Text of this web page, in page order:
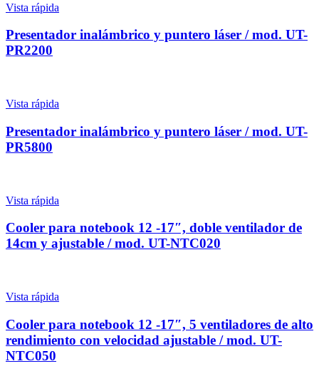
Vista rápida
Presentador inalámbrico y puntero láser / mod. UT-
PR2200
Vista rápida
Presentador inalámbrico y puntero láser / mod. UT-
PR5800
Vista rápida
Cooler para notebook 12 -17″, doble ventilador de
14cm y ajustable / mod. UT-NTC020
Vista rápida
Cooler para notebook 12 -17″, 5 ventiladores de alto
rendimiento con velocidad ajustable / mod. UT-
NTC050